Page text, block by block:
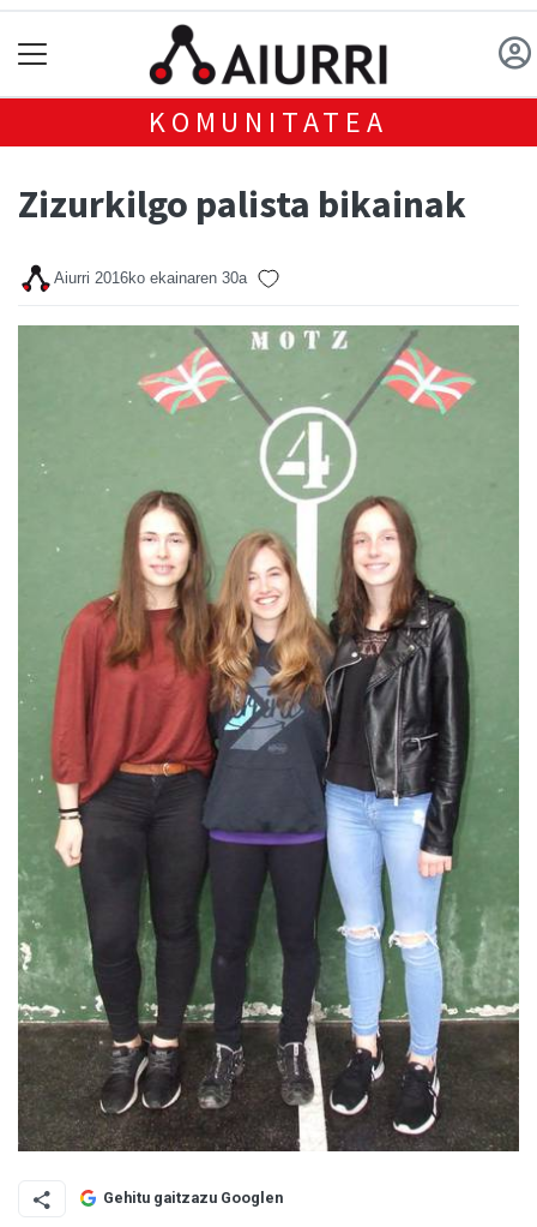
KOMUNITATEA
Zizurkilgo palista bikainak
Aiurri 2016ko ekainaren 30a
Gehitu gaitzazu Googlen